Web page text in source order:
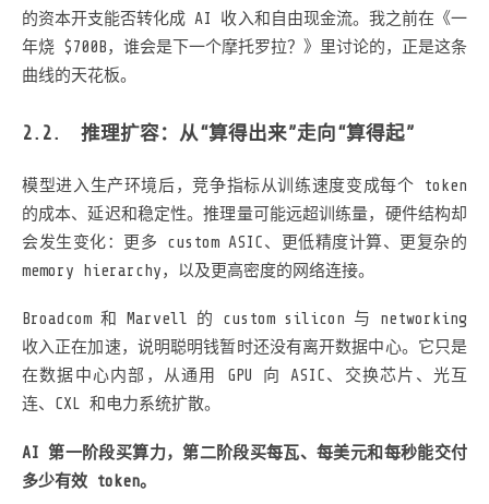
的资本开支能否转化成 AI 收入和自由现金流。我之前在《一
年烧 $700B，谁会是下一个摩托罗拉？》里讨论的，正是这条
曲线的天花板。
推理扩容：从“算得出来”走向“算得起”
模型进入生产环境后，竞争指标从训练速度变成每个 token
的成本、延迟和稳定性。推理量可能远超训练量，硬件结构却
会发生变化：更多 custom ASIC、更低精度计算、更复杂的
memory hierarchy，以及更高密度的网络连接。
Broadcom 和 Marvell 的 custom silicon 与 networking
收入正在加速，说明聪明钱暂时还没有离开数据中心。它只是
在数据中心内部，从通用 GPU 向 ASIC、交换芯片、光互
连、CXL 和电力系统扩散。
AI 第一阶段买算力，第二阶段买每瓦、每美元和每秒能交付
多少有效 token。